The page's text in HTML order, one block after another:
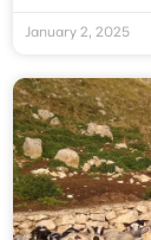
January 2, 2025